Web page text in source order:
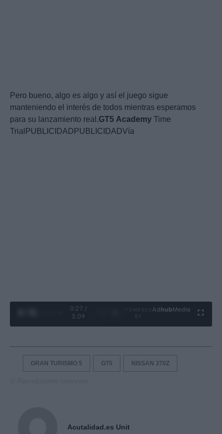
Pero bueno, algo es algo y así el juego sigue
manteniendo el interés de todos mientras esperamos
para su lanzamiento real.GT5 Academy Time
TrialPUBLICIDADPUBLICIDADVía
0:28 /
3:09
Ad hubMedia
GRAN TURISMO 5 GT5 NISSAN 370Z
Acutalidad.es Unit